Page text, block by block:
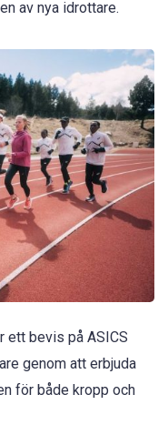
av nya idrottare.
ett bevis på ASICS
genom att erbjuda
för både kropp och